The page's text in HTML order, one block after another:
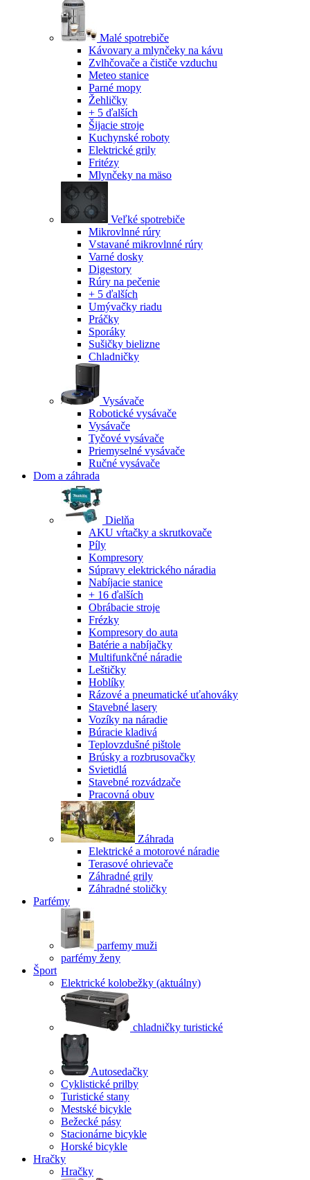
Malé spotrebiče
Kávovary a mlynčeky na kávu
Zvlhčovače a čističe vzduchu
Meteo stanice
Parné mopy
Žehličky
+ 5 ďalších
Šijacie stroje
Kuchynské roboty
Elektrické grily
Fritézy
Mlynčeky na mäso
Veľké spotrebiče
Mikrovlnné rúry
Vstavané mikrovlnné rúry
Varné dosky
Digestory
Rúry na pečenie
+ 5 ďalších
Umývačky riadu
Práčky
Sporáky
Sušičky bielizne
Chladničky
Vysávače
Robotické vysávače
Vysávače
Tyčové vysávače
Priemyselné vysávače
Ručné vysávače
Dom a záhrada
Dielňa
AKU vŕtačky a skrutkovače
Píly
Kompresory
Súpravy elektrického náradia
Nabíjacie stanice
+ 16 ďalších
Obrábacie stroje
Frézky
Kompresory do auta
Batérie a nabíjačky
Multifunkčné náradie
Leštičky
Hoblíky
Rázové a pneumatické uťahováky
Stavebné lasery
Vozíky na náradie
Búracie kladivá
Teplovzdušné pištole
Brúsky a rozbrusovačky
Svietidlá
Stavebné rozvádzače
Pracovná obuv
Záhrada
Elektrické a motorové náradie
Terasové ohrievače
Záhradné grily
Záhradné stoličky
Parfémy
parfemy muži
parfémy ženy
Šport
Elektrické kolobežky (aktuálny)
chladničky turistické
Autosedačky
Cyklistické prilby
Turistické stany
Mestské bicykle
Bežecké pásy
Stacionárne bicykle
Horské bicykle
Hračky
Hračky